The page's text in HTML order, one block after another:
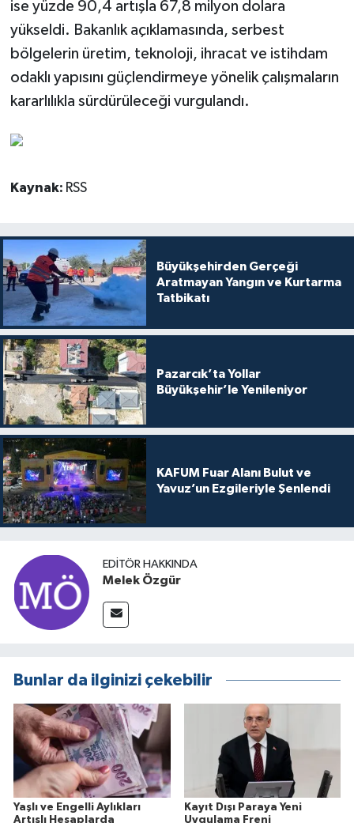
ise yüzde 90,4 artışla 67,8 milyon dolara
yükseldi. Bakanlık açıklamasında, serbest
bölgelerin üretim, teknoloji, ihracat ve istihdam
odaklı yapısını güçlendirmeye yönelik çalışmaların
kararlılıkla sürdürüleceği vurgulandı.
Kaynak: RSS
Büyükşehirden Gerçeği
Aratmayan Yangın ve Kurtarma
Tatbikatı
Pazarcık’ta Yollar
Büyükşehir’le Yenileniyor
KAFUM Fuar Alanı Bulut ve
Yavuz’un Ezgileriyle Şenlendi
EDITÖR HAKKINDA
Melek Özgür
Bunlar da ilginizi çekebilir
Yaşlı ve Engelli Aylıkları
Artışlı Hesaplarda
Kayıt Dışı Paraya Yeni
Uygulama Freni